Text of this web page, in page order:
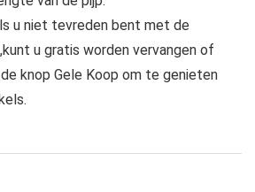
u niet tevreden bent met de
u gratis worden vervangen of
knop Gele Koop om te genieten